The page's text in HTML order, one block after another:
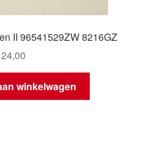
II 96541529ZW 8216GZ
winkelwagen